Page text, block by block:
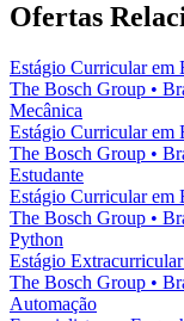
Ofertas
Estágio Curricular em
The Bosch Group •
Mecânica
Estágio Curricular em
The Bosch Group •
Estudante
Estágio Curricular em
The Bosch Group •
Python
Estágio
The Bosch Group •
Automação